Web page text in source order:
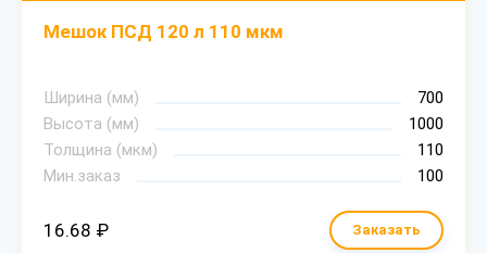
Мешок ПСД 120 л 110 мкм
Ширина (мм)
700
Высота (мм)
1000
Толщина (мкм)
110
Мин.заказ
100
16.68 ₽ Заказать